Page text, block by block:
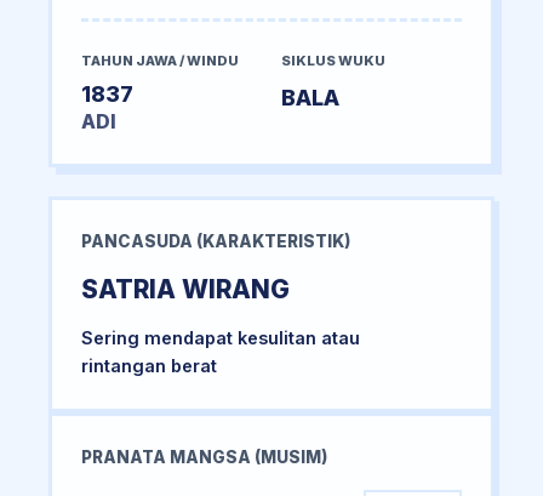
TAHUN JAWA / WINDU
1837
ADI
SIKLUS WUKU
BALA
PANCASUDA (KARAKTERISTIK)
SATRIA WIRANG
Sering mendapat kesulitan atau
rintangan berat
PRANATA MANGSA (MUSIM)